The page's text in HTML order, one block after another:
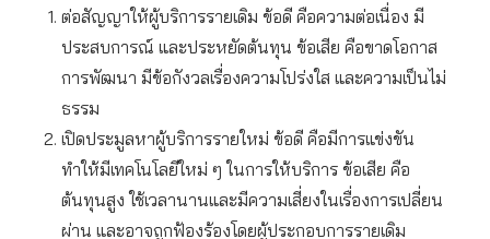
ต่อสัญญาให้ผู้บริการรายเดิม ข้อดี คือความต่อเนื่อง มี
ประสบการณ์ และประหยัดต้นทุน ข้อเสีย คือขาดโอกาส
การพัฒนา มีข้อกังวลเรื่องความโปร่งใส และความเป็นไม่
ธรรม
เปิดประมูลหาผู้บริการรายใหม่ ข้อดี คือมีการแข่งขัน
ทำให้มีเทคโนโลยีใหม่ ๆ ในการให้บริการ ข้อเสีย คือ
ต้นทุนสูง ใช้เวลานานและมีความเสี่ยงในเรื่องการเปลี่ยน
ผ่าน และอาจถูกฟ้องร้องโดยผู้ประกอบการรายเดิม